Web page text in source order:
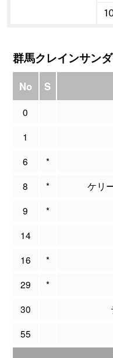
群馬クレインサン
No S
0
1
6
*
8
*
ケリ
9
*
14
16
*
29
*
30
55